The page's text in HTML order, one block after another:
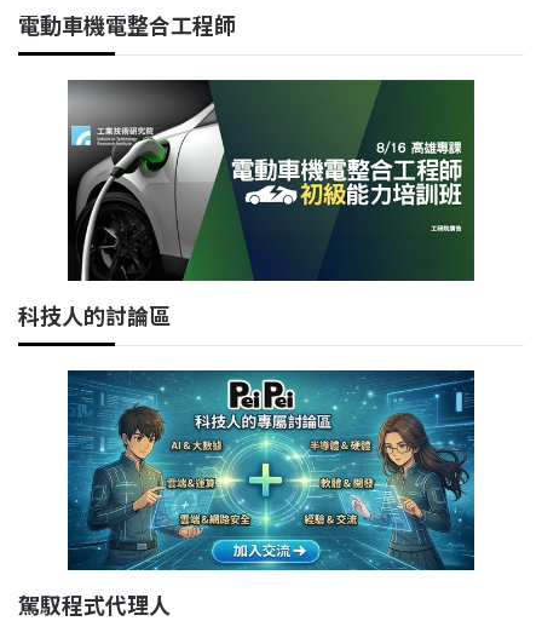
電動車機電整合工程師
科技人的討論區
駕馭程式代理人